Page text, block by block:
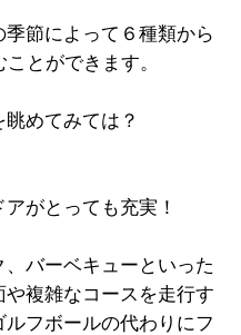
節によって６種類から
とができます。
めてみては？
がとっても充実！
バーベキューといった
複雑なコースを走行す
フボールの代わりにフ